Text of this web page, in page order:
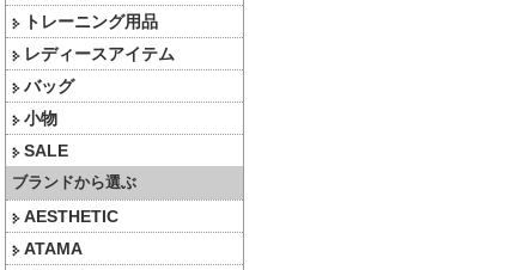
トレーニング用品
レディースアイテム
バッグ
小物
SALE
ブランドから選ぶ
AESTHETIC
ATAMA